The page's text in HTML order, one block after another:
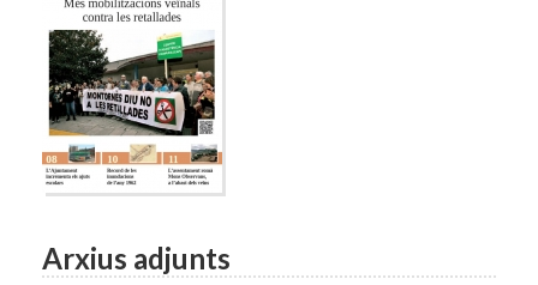
Arxius adjunts